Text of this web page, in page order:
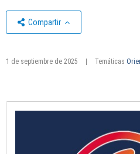
Compartir
1 de septiembre de 2025 Temáticas